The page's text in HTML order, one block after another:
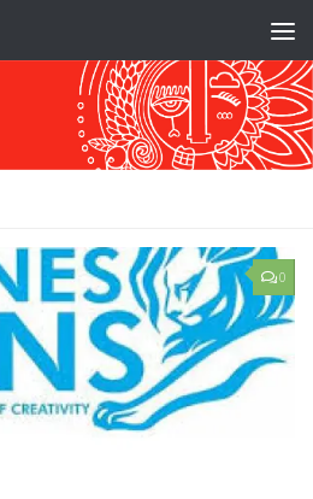
0